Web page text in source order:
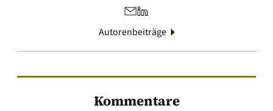
Autorenbeiträge
Kommentare